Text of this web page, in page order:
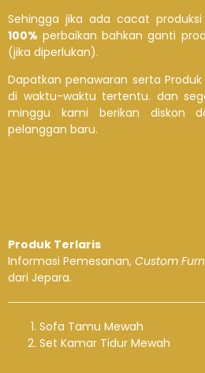
Sehingga jika ada cacat
100% perbaikan bahkan ganti
(jika diperlukan).
Dapatkan penawaran serta
di waktu-waktu tertentu. dan
minggu kami berikan diskon
pelanggan baru.
Produk Terlaris
Informasi Pemesanan, Custom
dari Jepara.
Sofa Tamu Mewah
Set Kamar Tidur Mewah